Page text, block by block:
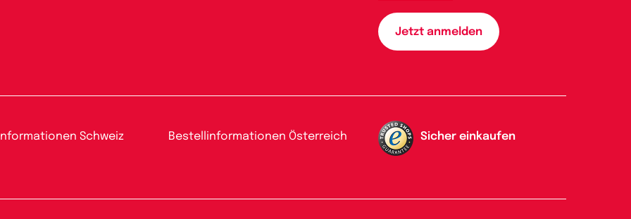
Schweiz Bestellinformationen Österreich Sicher einkaufen